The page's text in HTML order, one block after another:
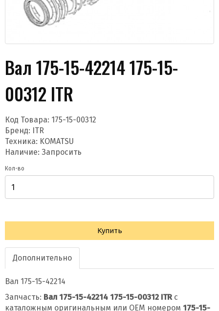
Даю согласие на обработку моих данных и
получение новостей
Вал 175-15-42214 175-15-
00312 ITR
Код Товара: 175-15-00312
Бренд: ITR
Техника: KOMATSU
Наличие: Запросить
Кол-во
Купить
Дополнительно
Вал 175-15-42214
Запчасть: Вал 175-15-42214 175-15-00312 ITRс
каталожным оригинальным или OEM номером 175-15-